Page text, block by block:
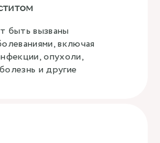
быть вызваны
включая
опухоли,
и другие